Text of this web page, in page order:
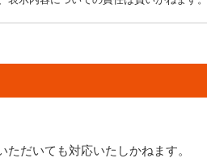
だいても対応いたしかねます。